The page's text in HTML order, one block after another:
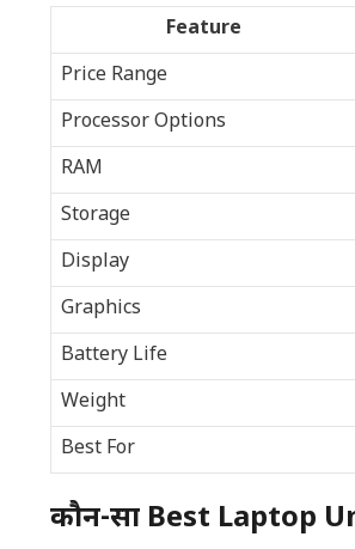
Feature
Price Range
Processor Options
RAM
Storage
Display
Graphics
Battery Life
Weight
Best For
कौन-सा Best Laptop